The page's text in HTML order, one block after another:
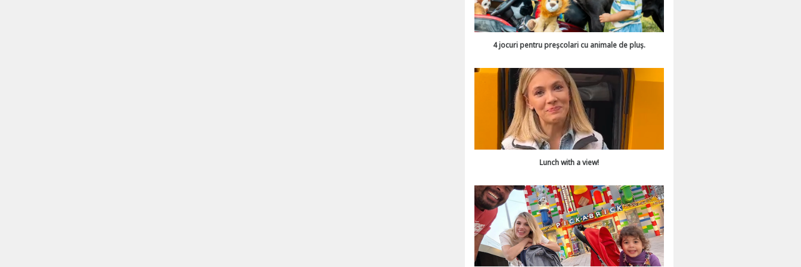
4 jocuri pentru preșcolari cu animale de pluș.
Lunch with a view!